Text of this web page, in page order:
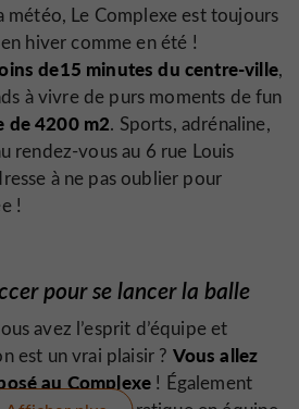
météo, Le Complexe est toujours
hiver comme en été !
de15 minutes du centre-ville,
à vivre de purs moments de fun
de 4200 m2. Sports, adrénaline,
rendez-vous au 6 rue Louis
à ne pas oublier pour
!
pour se lancer la balle
avez l’esprit d’équipe et
est un vrai plaisir ? Vous allez
au Complexe ! Également